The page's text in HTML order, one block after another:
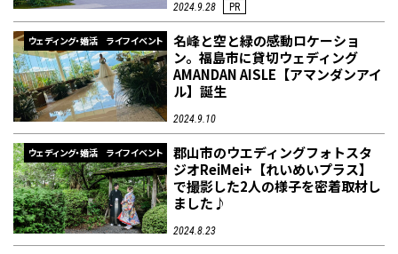
2024.9.28 PR
ウェディング・婚活 ライフイベント
名峰と空と緑の感動ロケーショ
ン。福島市に貸切ウェディング
AMANDAN AISLE【アマンダンアイ
ル】誕生
2024.9.10
ウェディング・婚活 ライフイベント
郡山市のウエディングフォトスタ
ジオReiMei+【れいめいプラス】
で撮影した2人の様子を密着取材し
ました♪
2024.8.23